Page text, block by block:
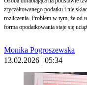
zryczałtowanego podatku i nie
rozliczenia. Problem w tym, że od
forma opodatkowania staje się
Monika Pogroszewska
13.02.2026 | 05:34